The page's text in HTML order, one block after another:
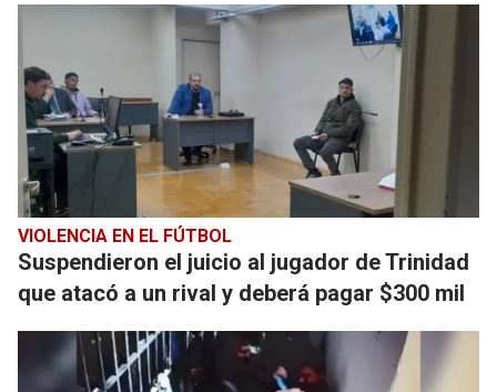
VIOLENCIA EN EL FÚTBOL
Suspendieron el juicio al jugador de Trinidad
que atacó a un rival y deberá pagar $300 mil